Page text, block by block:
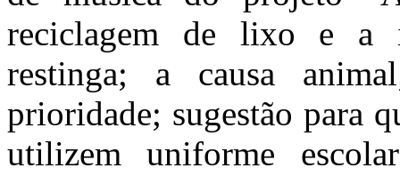
reciclagem de lixo e a
restinga; a causa
prioridade; sugestão para
utilizem uniforme